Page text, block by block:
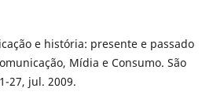
e história: presente e passado
Mídia e Consumo. São
27, jul. 2009.